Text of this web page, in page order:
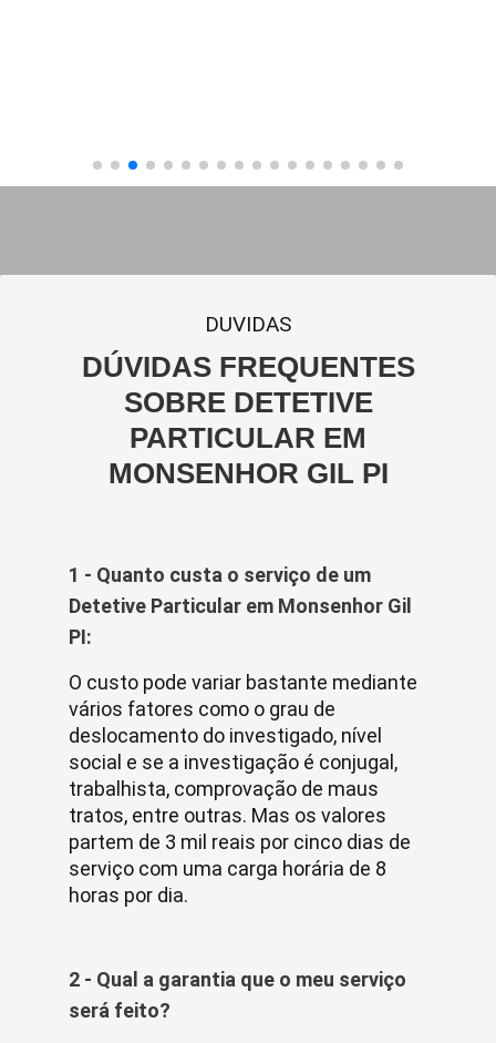
DUVIDAS
DÚVIDAS FREQUENTES
SOBRE DETETIVE
PARTICULAR EM
MONSENHOR GIL PI
1 - Quanto custa o serviço de um
Detetive Particular em Monsenhor Gil
PI:
O custo pode variar bastante mediante
vários fatores como o grau de
deslocamento do investigado, nível
social e se a investigação é conjugal,
trabalhista, comprovação de maus
tratos, entre outras. Mas os valores
partem de 3 mil reais por cinco dias de
serviço com uma carga horária de 8
horas por dia.
2 - Qual a garantia que o meu serviço
será feito?